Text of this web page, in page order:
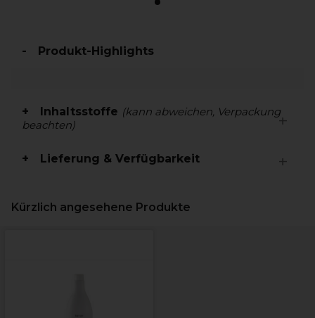
Produkt-Highlights
Inhaltsstoffe (kann abweichen, Verpackung
beachten)
Lieferung & Verfügbarkeit
Kürzlich angesehene Produkte